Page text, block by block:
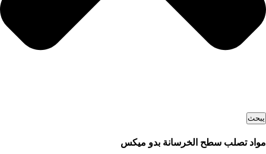
يبحث
مواد تصلب سطح الخرسانة بدو میکس